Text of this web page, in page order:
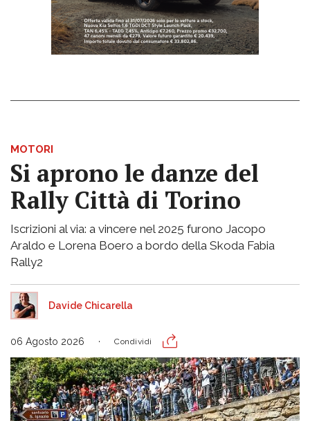
MOTORI
Si aprono le danze del
Rally Città di Torino
Iscrizioni al via: a vincere nel 2025 furono Jacopo
Araldo e Lorena Boero a bordo della Skoda Fabia
Rally2
Davide Chicarella
06 Agosto 2026 Condividi